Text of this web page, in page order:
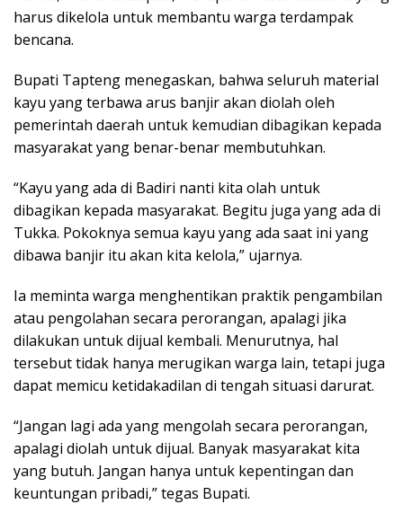
harus dikelola untuk membantu warga terdampak
bencana.
Bupati Tapteng menegaskan, bahwa seluruh material
kayu yang terbawa arus banjir akan diolah oleh
pemerintah daerah untuk kemudian dibagikan kepada
masyarakat yang benar-benar membutuhkan.
“Kayu yang ada di Badiri nanti kita olah untuk
dibagikan kepada masyarakat. Begitu juga yang ada di
Tukka. Pokoknya semua kayu yang ada saat ini yang
dibawa banjir itu akan kita kelola,” ujarnya.
Ia meminta warga menghentikan praktik pengambilan
atau pengolahan secara perorangan, apalagi jika
dilakukan untuk dijual kembali. Menurutnya, hal
tersebut tidak hanya merugikan warga lain, tetapi juga
dapat memicu ketidakadilan di tengah situasi darurat.
“Jangan lagi ada yang mengolah secara perorangan,
apalagi diolah untuk dijual. Banyak masyarakat kita
yang butuh. Jangan hanya untuk kepentingan dan
keuntungan pribadi,” tegas Bupati.